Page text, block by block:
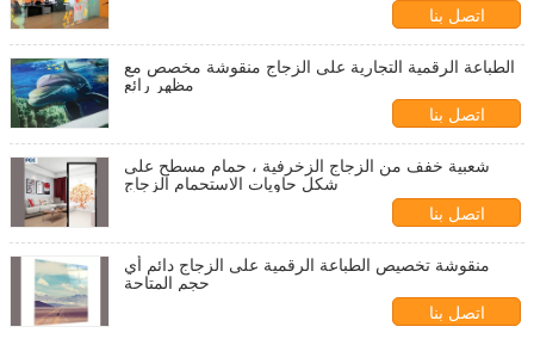
اتصل بنا
الطباعة الرقمية التجارية على الزجاج منقوشة مخصص مع
مظهر رائع
اتصل بنا
شعبية خفف من الزجاج الزخرفية ، حمام مسطح على
شكل حاويات الاستحمام الزجاج
اتصل بنا
منقوشة تخصيص الطباعة الرقمية على الزجاج دائم أي
حجم المتاحة
اتصل بنا